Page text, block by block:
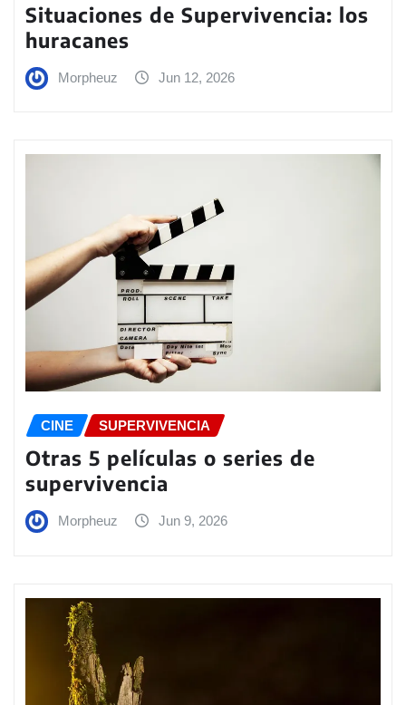
Situaciones de Supervivencia: los
huracanes
Morpheuz Jun 12, 2026
CINE SUPERVIVENCIA
Otras 5 películas o series de
supervivencia
Morpheuz Jun 9, 2026